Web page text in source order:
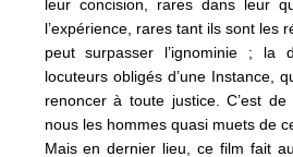
leur concision, rares dans leur
l’expérience, rares tant ils sont les
peut surpasser l’ignominie ; la
locuteurs obligés d’une Instance,
renoncer à toute justice. C’est
nous les hommes quasi muets de
Mais en dernier lieu, ce film fait